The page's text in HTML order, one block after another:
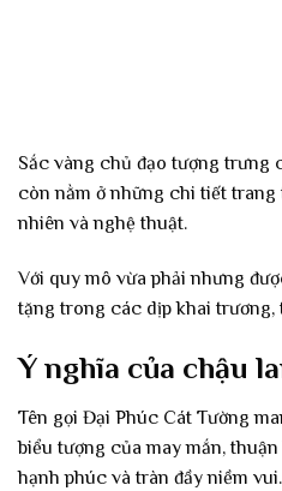
Sắc vàng chủ đạo tượng
còn nằm ở những chi tiết trang
nhiên và nghệ thuật.
Với quy mô vừa phải nhưng
tặng trong các dịp khai trương,
Ý nghĩa của chậu
Tên gọi Đại Phúc Cát Tường
biểu tượng của may mắn,
hạnh phúc và tràn đầy niềm vui.